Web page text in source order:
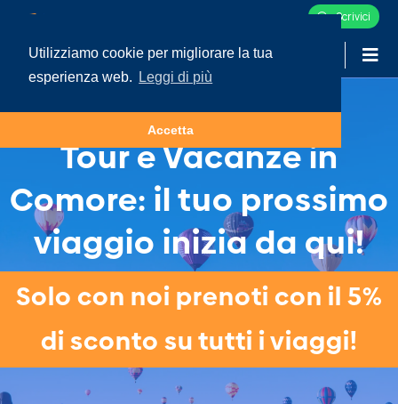
Utilizziamo cookie per migliorare la tua
esperienza web.
Leggi di più
Accetta
Scrivici
Tour e Vacanze in
Comore: il tuo prossimo
viaggio inizia da qui!
Solo con noi prenoti con il 5%
di sconto su tutti i viaggi!